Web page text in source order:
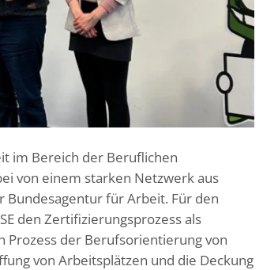
im Bereich der Beruflichen
von einem starken Netzwerk aus
Bundesagentur für Arbeit. Für den
den Zertifizierungsprozess als
Prozess der Berufsorientierung von
von Arbeitsplätzen und die Deckung